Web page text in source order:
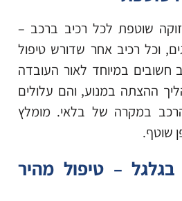
שוטפת לכל רכיב ברכב –
וכל רכיב אחר שדורש טיפול
חשובים במיוחד לאור העובדה
ההצתה במנוע, והם עלולים
במקרה של בלאי. מומלץ
שוטף.
– טיפול מהיר